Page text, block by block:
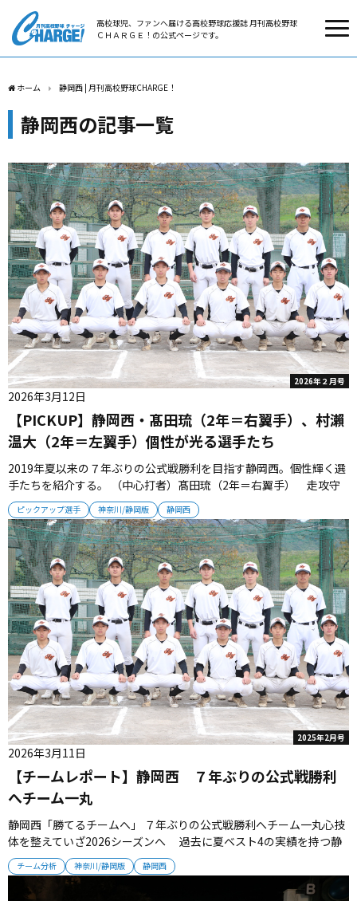
高校球児、ファンへ届ける高校野球応援誌 月刊高校野球
ＣＨＡＲＧＥ！の公式ページです。
ホーム 静岡西 | 月刊高校野球CHARGE！
静岡西の記事一覧
2026年２月号
ピックアップ選手 神奈川/静岡版 静岡西
【PICKUP】静岡西・髙田琉（2年＝右翼手）、村瀨
温大（2年＝左翼手）個性が光る選手たち
2026年3月12日
2019年夏以来の７年ぶりの公式戦勝利を目指す静岡西。個性輝く選
手たちを紹介する。 （中心打者）髙田琉（2年＝右翼手） 走攻守
の三拍子が揃う。内角球をきれいにさばいて、広角に打ち返し、50
メートル走6.3秒の足も光る。さらに本人が「自信を持っている」と
話すのが肩。レーザービームでピンチを救う。 （Pick up）村瀨温...
2025年2月号
チーム分析 神奈川/静岡版 静岡西
【チームレポート】静岡西 ７年ぶりの公式戦勝利
へチーム一丸
2026年3月11日
静岡西「勝てるチームへ」 ７年ぶりの公式戦勝利へチーム一丸心技
体を整えていざ2026シーズンへ 過去に夏ベスト4の実績を持つ静
岡西。個性あふれる選手が集まる今季のチームは、2019年夏以来の
７年ぶりの公式戦勝利を目指す。（取材・栗山司） ■「勝てるチー
ム」への変革 2019年夏以来となる公式戦白星を目指す静岡西。